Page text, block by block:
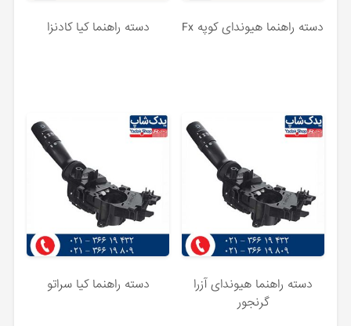
دسته راهنما هیوندای کوپه Fx دسته راهنما کیا کادنزا
دسته راهنما هیوندای آزرا
گرنجور
دسته راهنما کیا سراتو